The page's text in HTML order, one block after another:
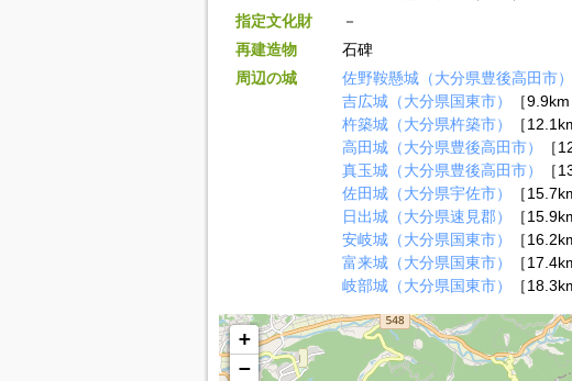
指定文化財
－
再建造物
石碑
周辺の城
佐野鞍懸城（大分県豊後高田市）
吉広城（大分県国東市）
［9.9km
杵築城（大分県杵築市）
［
高田城（大分県豊後高田市）
［
真玉城（大分県豊後高田市）
［
佐田城（大分県宇佐市）
［
日出城（大分県速見郡）
［
安岐城（大分県国東市）
［
富来城（大分県国東市）
［
岐部城（大分県国東市）
［
+
−